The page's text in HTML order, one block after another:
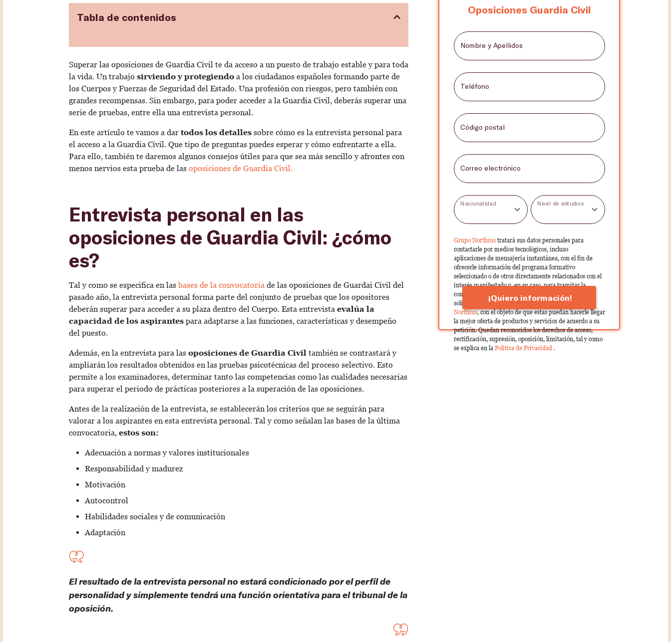
Tabla de contenidos
Superar las oposiciones de Guardia Civil te da acceso a un puesto de trabajo estable y para toda
la vida. Un trabajo sirviendo y protegiendo a los ciudadanos españoles formando parte de
los Cuerpos y Fuerzas de Seguridad del Estado. Una profesión con riesgos, pero también con
grandes recompensas. Sin embargo, para poder acceder a la Guardia Civil, deberás superar una
serie de pruebas, entre ella una entrevista personal.
En este artículo te vamos a dar todos los detalles sobre cómo es la entrevista personal para
el acceso a la Guardia Civil. Que tipo de preguntas puedes esperar y cómo enfrentarte a ella.
Para ello, también te daremos algunos consejos útiles para que sea más sencillo y afrontes con
menos nervios esta prueba de las oposiciones de Guardia Civil.
Entrevista personal en las
oposiciones de Guardia Civil: ¿cómo
es?
Tal y como se especifica en lasbases de la convocatoria de las oposiciones de Guardai Civil del
pasado año, la entrevista personal forma parte del conjunto de pruebas que los opositores
deberán superar para acceder a su plaza dentro del Cuerpo. Esta entrevista evalúa la
capacidad de los aspirantes para adaptarse a las funciones, características y desempeño
del puesto.
Además, en la entrevista para las oposiciones de Guardia Civil también se contrastará y
ampliarán los resultados obtenidos en las pruebas psicotécnicas del proceso selectivo. Esto
permite a los examinadores, determinar tanto las competencias como las cualidades necesarias
para superar el periodo de prácticas posteriores a la superación de las oposiciones.
Antes de la realización de la entrevista, se establecerán los criterios que se seguirán para
valorar a los aspirantes en esta entrevista personal. Tal y como señalan las bases de la última
convocatoria, estos son:
Adecuación a normas y valores institucionales
Responsabilidad y madurez
Motivación
Autocontrol
Habilidades sociales y de comunicación
Adaptación
El resultado de la entrevista personal no estará condicionado por el perfil de
personalidad y simplemente tendrá una función orientativa para el tribunal de la
oposición.
Oposiciones Guardia Civil
Nombre y Apellidos
Teléfono
Código postal
Correo electrónico
Nacionalidad Nivel de estudios
Grupo Northius tratará sus datos personales para
contactarle por medios tecnológicos, incluso
aplicaciones de mensajería instantánea, con el fin de
ofrecerle información del programa formativo
seleccionado o de otros directamente relacionados con el
interés manifestado y, en su caso, para tramitar la
contratación correspondiente. Compartiremos su
solicitud con las empresas que conforman elGrupo
Northius, con el objeto de que estas puedan hacerle llegar
la mejor oferta de productos y servicios de acuerdo a su
petición. Quedan reconocidos los derechos de acceso,
rectificación, supresión, oposición, limitación, tal y como
se explica en la Política de Privacidad .
¡Quiero información!